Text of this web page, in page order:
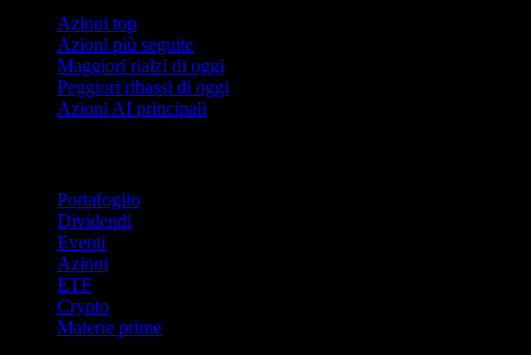
Azioni top
Azioni più seguite
Maggiori rialzi di oggi
Peggiori ribassi di oggi
Azioni AI principali
Portafoglio
Dividendi
Eventi
Azioni
ETF
Crypto
Materie prime